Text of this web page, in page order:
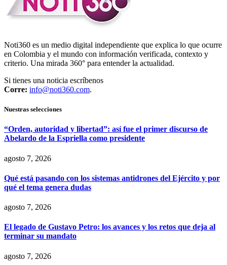
Noti360 es un medio digital independiente que explica lo que ocurre
en Colombia y el mundo con información verificada, contexto y
criterio. Una mirada 360° para entender la actualidad.
Si tienes una noticia escríbenos
Corre: info@noti360.com.
Nuestras selecciones
“Orden, autoridad y libertad”: así fue el primer discurso de
Abelardo de la Espriella como presidente
agosto 7, 2026
Qué está pasando con los sistemas antidrones del Ejército y por
qué el tema genera dudas
agosto 7, 2026
El legado de Gustavo Petro: los avances y los retos que deja al
terminar su mandato
agosto 7, 2026